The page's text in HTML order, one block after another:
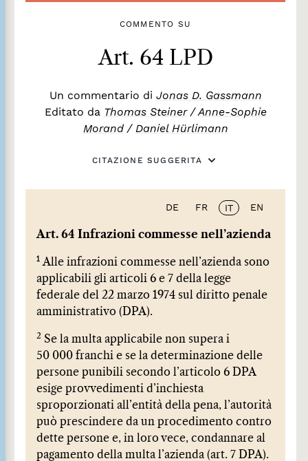
COMMENTO SU
Art. 64 LPD
Un commentario di Jonas D. Gassmann
Editato da Thomas Steiner/Anne-Sophie
Morand/ Daniel Hürlimann
CITAZIONE SUGGERITA
DE FR IT EN
Art. 64 Infrazioni commesse nell’azienda
1 Alle infrazioni commesse nell’azienda sono
applicabili gli articoli 6 e 7 della legge
federale del 22 marzo 1974 sul diritto penale
amministrativo (DPA).
2 Se la multa applicabile non supera i
50 000 franchi e se la determinazione delle
persone punibili secondo l’articolo 6 DPA
esige provvedimenti d’inchiesta
sproporzionati all’entità della pena, l’autorità
può prescindere da un procedimento contro
dette persone e, in loro vece, condannare al
pagamento della multa l’azienda (art. 7 DPA).